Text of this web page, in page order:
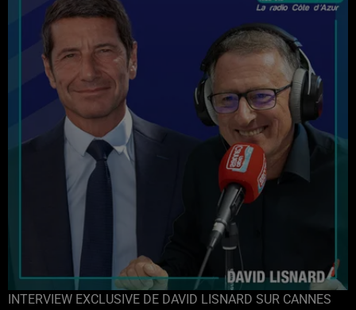
INTERVIEW EXCLUSIVE DE DAVID LISNARD SUR CANNES